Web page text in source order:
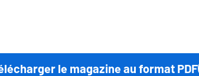
le magazine au format PDF